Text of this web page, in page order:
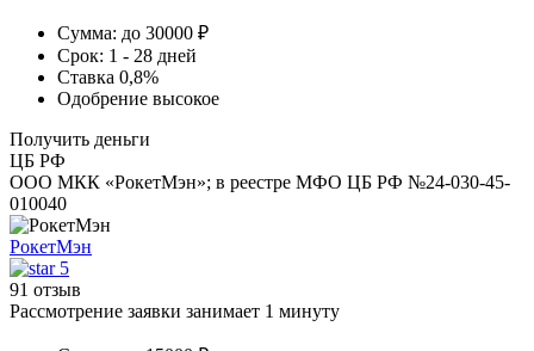
Сумма: до 30000 ₽
Срок: 1 - 28 дней
Ставка 0,8%
Одобрение высокое
Получить деньги
ЦБ РФ
ООО МКК «РокетМэн»; в реестре МФО ЦБ РФ №24-030-45-
010040
РокетМэн
5
91 отзыв
Рассмотрение заявки занимает 1 минуту